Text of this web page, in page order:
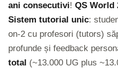
ani consecutivi! QS World
Sistem tutorial unic:
on-2 cu profesori (tutors)
profunde și feedback
total (~13.000 UG plus